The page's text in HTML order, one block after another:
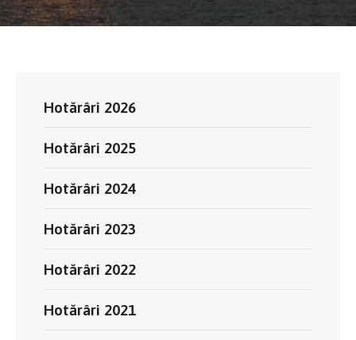
Hotărâri 2026
Hotărâri 2025
Hotărâri 2024
Hotărâri 2023
Hotărâri 2022
Hotărâri 2021